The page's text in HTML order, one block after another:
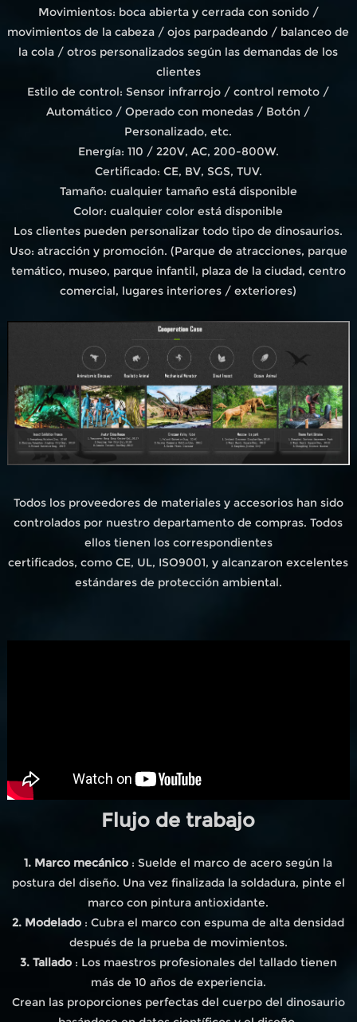
Movimientos: boca abierta y cerrada con sonido /
movimientos de la cabeza / ojos parpadeando / balanceo de
la cola / otros personalizados según las demandas de los
clientes
Estilo de control: Sensor infrarrojo / control remoto /
Automático / Operado con monedas / Botón /
Personalizado, etc.
Energía: 110 / 220V, AC, 200-800W.
Certificado: CE, BV, SGS, TUV.
Tamaño: cualquier tamaño está disponible
Color: cualquier color está disponible
Los clientes pueden personalizar todo tipo de dinosaurios.
Uso: atracción y promoción. (Parque de atracciones, parque
temático, museo, parque infantil, plaza de la ciudad, centro
comercial, lugares interiores / exteriores)
Todos los proveedores de materiales y accesorios han sido
controlados por nuestro departamento de compras. Todos
ellos tienen los correspondientes
certificados, como CE, UL, ISO9001, y alcanzaron excelentes
estándares de protección ambiental.
Flujo de trabajo
1. Marco mecánico : Suelde el marco de acero según la
postura del diseño. Una vez finalizada la soldadura, pinte el
marco con pintura antioxidante.
2. Modelado : Cubra el marco con espuma de alta densidad
después de la prueba de movimientos.
3. Tallado: Los maestros profesionales del tallado tienen
más de 10 años de experiencia.
Crean las proporciones perfectas del cuerpo del dinosaurio